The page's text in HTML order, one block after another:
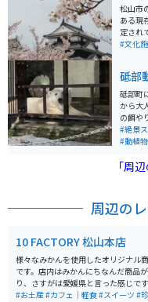
松山市
ある現
定され
すが、
す。
#文化
砥部
砥部町
から大
の餌や
国最大
こども
してい
#絶景
#動植
「周
周辺の
10 FACTORY 松山本店
様々なみかんを使用したオリジナル
です。店内はみかんにちなんだ商品
り、さすがは愛媛県と言った感じで
の飲み比べもできますので、ふらっと
#お土産#カフェ｜軽食#スイーツ #